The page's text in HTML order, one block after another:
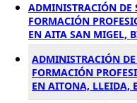
ADMINISTRACIÓN DE
FORMACIÓN
EN AITA SAN MIGEL,
ADMINISTRACIÓN
FORMACIÓN
EN AITONA, LLEIDA,